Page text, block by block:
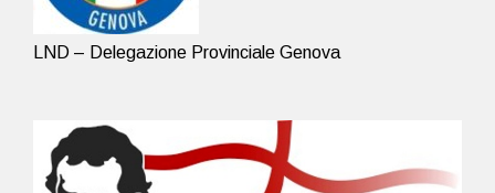
LND – Delegazione Provinciale Genova